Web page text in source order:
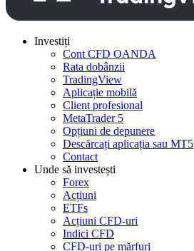
Investiți
Cont CFD OANDA
Rata dobânzii
TradingView
Aplicație mobilă
Client profesional
MetaTrader 5
Opțiuni de depunere
Descărcați aplicația sau MT5
Contact
Unde să investești
Forex
Acțiuni
ETFs
Acțiuni CFD-uri
Indici CFD
CFD-uri pe mărfuri